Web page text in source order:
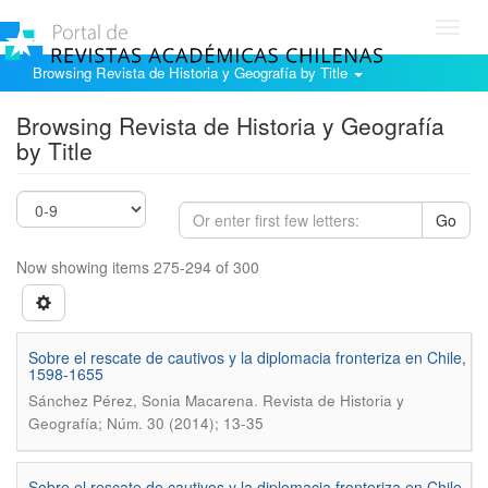
Browsing Revista de Historia y Geografía by Title
Browsing Revista de Historia y Geografía
by Title
Go
Now showing items 275-294 of 300
Sobre el rescate de cautivos y la diplomacia fronteriza en Chile,
1598-1655
Sánchez Pérez, Sonia Macarena. Revista de Historia y
Geografía; Núm. 30 (2014); 13-35